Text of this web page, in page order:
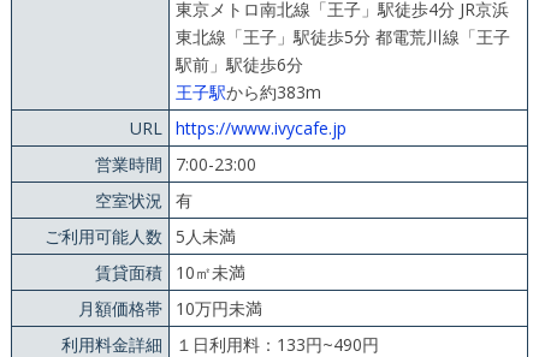
東京メトロ南北線「王子」駅徒歩4分 JR京浜
東北線「王子」駅徒歩5分 都電荒川線「王子
駅前」駅徒歩6分
王子駅から約383m
URL
https://www.ivycafe.jp
営業時間
7:00-23:00
空室状況
有
ご利用可能人数
5人未満
賃貸面積
10㎡未満
月額価格帯
10万円未満
利用料金詳細
１日利用料：133円~490円